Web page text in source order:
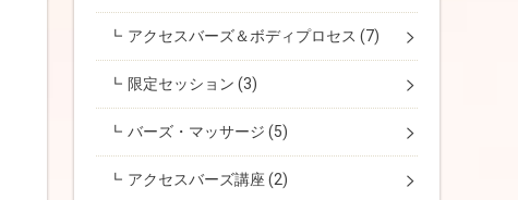
アクセスバーズ＆ボディプロセス(7)
限定セッション(3)
バーズ・マッサージ(5)
アクセスバーズ講座(2)